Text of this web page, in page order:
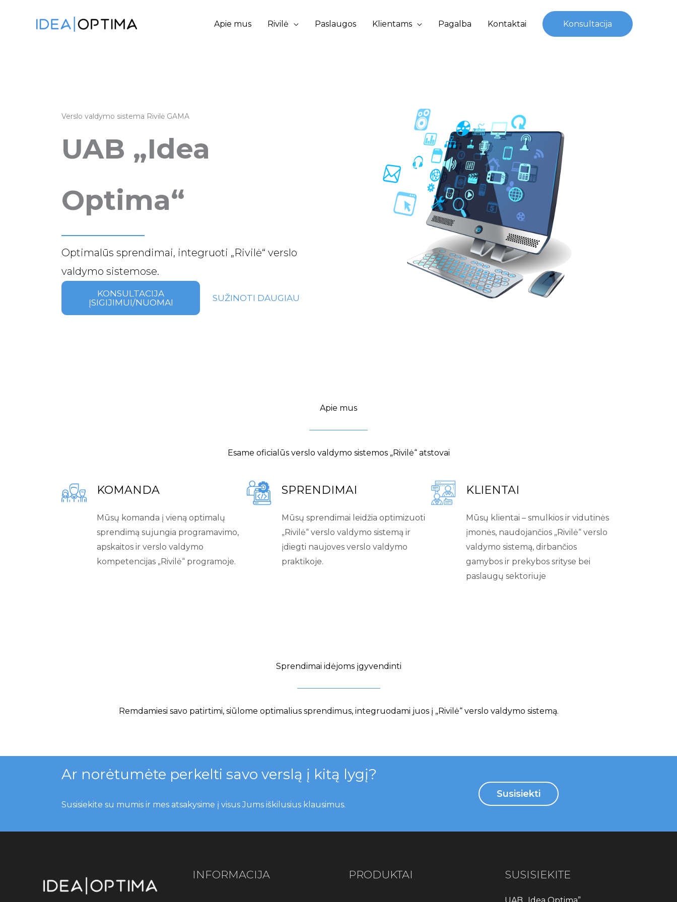
Apie mus Rivilė Paslaugos Klientams Pagalba Kontaktai Konsultacija
Verslo valdymo sistema Rivilė GAMA
UAB „Idea
Optima“
Optimalūs sprendimai, integruoti „Rivilė“ verslo
valdymo sistemose.
KONSULTACIJA
ĮSIGIJIMUI/NUOMAI
SUŽINOTI DAUGIAU
Apie mus
Esame oficialūs verslo valdymo sistemos „Rivilė“ atstovai
KOMANDA
Mūsų komanda į vieną optimalų
sprendimą sujungia programavimo,
apskaitos ir verslo valdymo
kompetencijas „Rivilė“ programoje.
SPRENDIMAI
Mūsų sprendimai leidžia optimizuoti
„Rivilė“ verslo valdymo sistemą ir
įdiegti naujoves verslo valdymo
praktikoje.
KLIENTAI
Mūsų klientai – smulkios ir vidutinės
įmonės, naudojančios „Rivilė“ verslo
valdymo sistemą, dirbančios
gamybos ir prekybos srityse bei
paslaugų sektoriuje
Sprendimai idėjoms įgyvendinti
Remdamiesi savo patirtimi, siūlome optimalius sprendimus, integruodami juos į „Rivilė“ verslo valdymo sistemą.
Ar norėtumėte perkelti savo verslą į kitą lygį?
Susisiekite su mumis ir mes atsakysime į visus Jums iškilusius klausimus.
Susisiekti
INFORMACIJA PRODUKTAI SUSISIEKITE